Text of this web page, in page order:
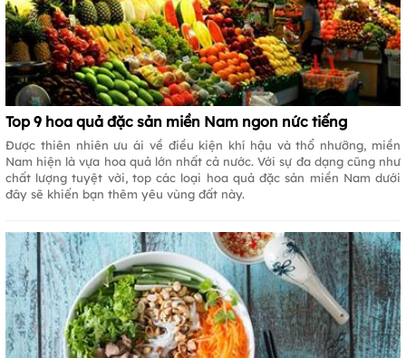
Top 9 hoa quả đặc sản miền Nam ngon nức tiếng
Được thiên nhiên ưu ái về điều kiện khí hậu và thổ nhưỡng, miền
Nam hiện là vựa hoa quả lớn nhất cả nước. Với sự đa dạng cũng như
chất lượng tuyệt vời, top các loại hoa quả đặc sản miền Nam dưới
đây sẽ khiến bạn thêm yêu vùng đất này.